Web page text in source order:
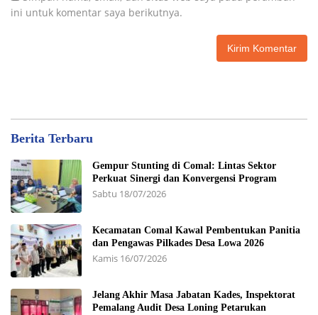
ini untuk komentar saya berikutnya.
Berita Terbaru
Gempur Stunting di Comal: Lintas Sektor
Perkuat Sinergi dan Konvergensi Program
Sabtu 18/07/2026
Kecamatan Comal Kawal Pembentukan Panitia
dan Pengawas Pilkades Desa Lowa 2026
Kamis 16/07/2026
Jelang Akhir Masa Jabatan Kades, Inspektorat
Pemalang Audit Desa Loning Petarukan